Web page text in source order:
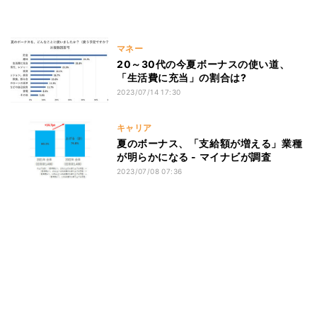
マネー
20～30代の今夏ボーナスの使い道、
「生活費に充当」の割合は?
2023/07/14 17:30
キャリア
夏のボーナス、「支給額が増える」業種
が明らかになる - マイナビが調査
2023/07/08 07:36